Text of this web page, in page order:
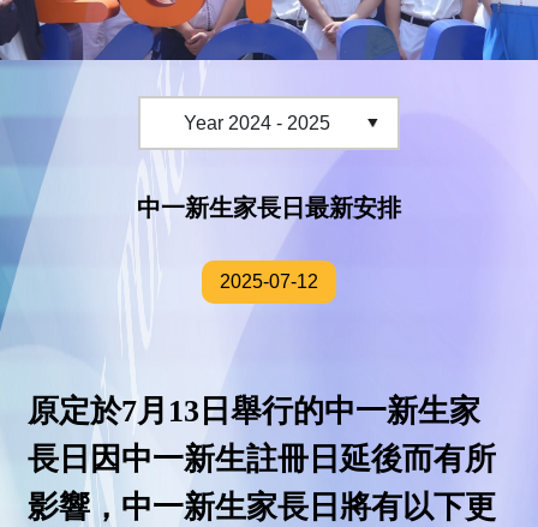
中一新生家長日最新安排
2025-07-12
原定於7月 13 日舉行的中一新生家
長日因中一新生註冊日延後而有所
影響，中一新生家長日將有以下更